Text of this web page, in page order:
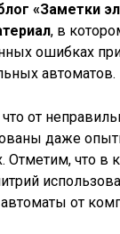
«Заметки
, в
ошибках
автоматов.
от
даже
Отметим, что в
от